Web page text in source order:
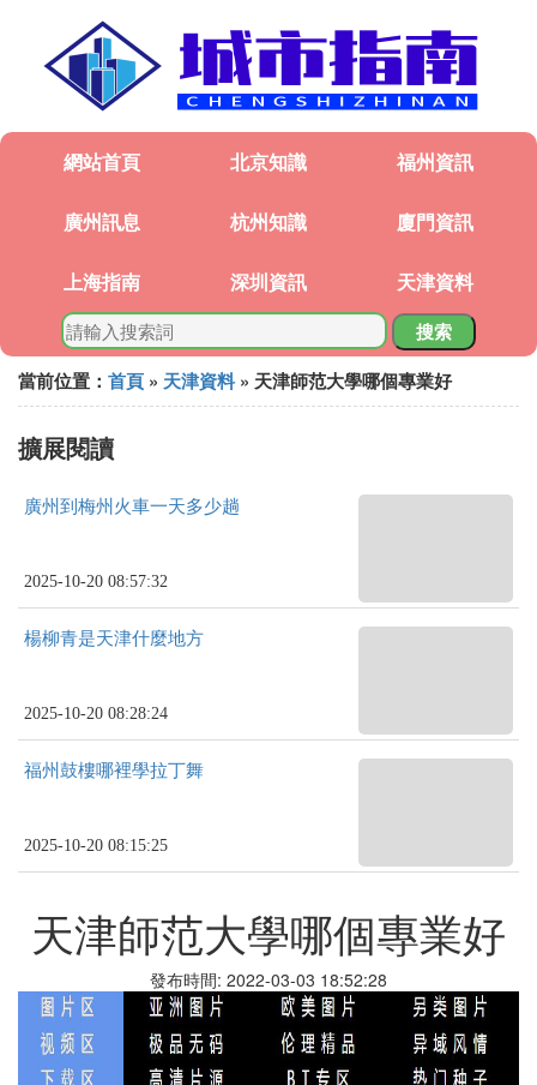
網站首頁 北京知識 福州資訊
廣州訊息 杭州知識 廈門資訊
上海指南 深圳資訊 天津資料
搜索
當前位置： 首頁 » 天津資料 » 天津師范大學哪個專業好
擴展閱讀
廣州到梅州火車一天多少趟
2025-10-20 08:57:32
楊柳青是天津什麼地方
2025-10-20 08:28:24
福州鼓樓哪裡學拉丁舞
2025-10-20 08:15:25
天津師范大學哪個專業好
發布時間: 2022-03-03 18:52:28